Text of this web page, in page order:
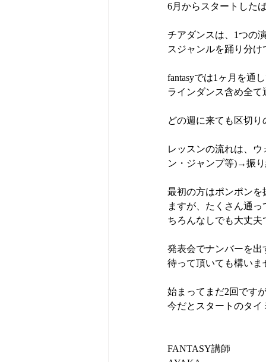
6月からスタートした
チアダンスは、1つの
スジャンルを踊り分け
fantasyでは1ヶ月を通
ラインダンス含め全
どの週に来ても区切
レッスンの流れは、
ン・ジャンプ等)→振
最初の方はポンポン
ますが、たくさん通
ちろんなしでも大丈夫
発表会でナンバーを
待って頂いても構いま
始まってまだ2回です
今だとスタートのタ
FANTASY講師